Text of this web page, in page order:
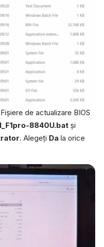
de actualizare BIOS
8840U.bat și
. Alegeți Da la orice